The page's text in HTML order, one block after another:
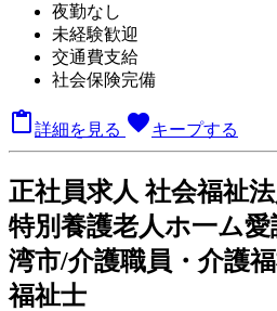
夜勤なし
未経験歓迎
交通費支給
社会保険完備
詳細を見る favoriteキープする
正社員求人 社会福祉
特別養護老人ホ一ム
湾市/介護職員・介護
福祉士